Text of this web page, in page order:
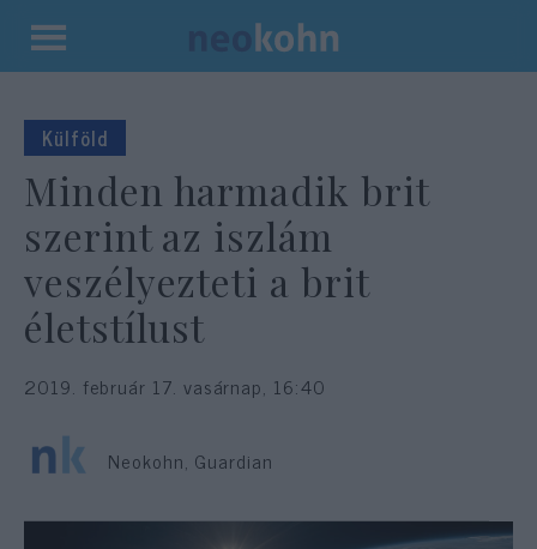
Kilépés
tartalomba
Külföld
Minden harmadik brit
szerint az iszlám
veszélyezteti a brit
életstílust
2019. február 17. vasárnap, 16:40
Neokohn, Guardian